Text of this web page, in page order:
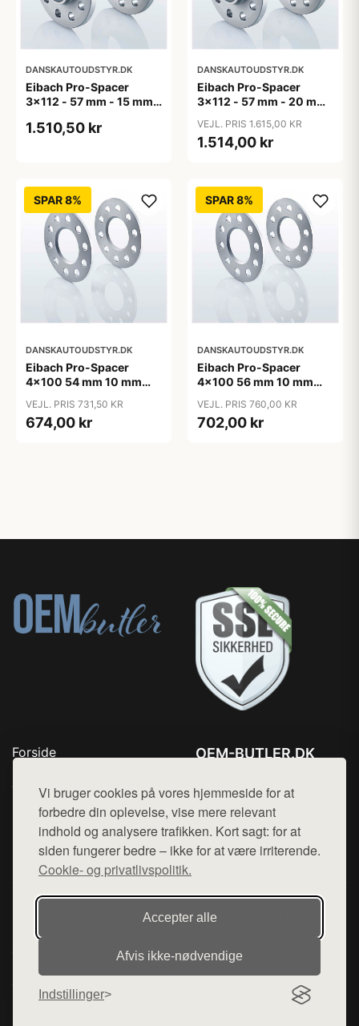
Vi bruger cookies på vores hjemmeside for at
forbedre din oplevelse, vise mere relevant
indhold og analysere trafikken. Kort sagt: for at
siden fungerer bedre – ikke for at være irriterende.
Cookie- og privatlivspolitik.
Accepter alle
Afvis ikke‑nødvendige
Indstillinger
DANSKAUTOUDSTYR.DK
Eibach Pro-Spacer
3x112 - 57 mm - 15 mm
1.510,50 kr
DANSKAUTOUDSTYR.DK
Eibach Pro-Spacer
3x112 - 57 mm - 20 mm
VEJL. PRIS 1.615,00 KR
1.514,00 kr
SPAR 8%
DANSKAUTOUDSTYR.DK
Eibach Pro-Spacer
4x100 54 mm 10 mm
VEJL. PRIS 731,50 KR
674,00 kr
SPAR 8%
DANSKAUTOUDSTYR.DK
Eibach Pro-Spacer
4x100 56 mm 10 mm
VEJL. PRIS 760,00 KR
702,00 kr
Forside
Top Rabatter
Blog
Kontakt
OEM-BUTLER.DK
Mail: hej@want.dk
Cookie- og privatlivspolitik
Denne side er en del af want.dk, der udgiver en række
hjemmesider med præsentation af forskellige produkter fra
diverse webshops. Der sælges ikke varer fra denne side - vi
henviser til de shops, som sælger varen. Vi har heller ikke
varerne på lager.